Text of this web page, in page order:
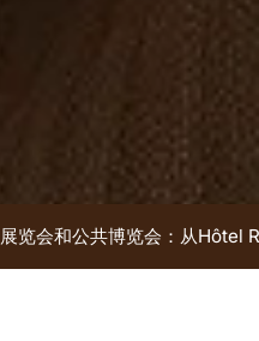
览会和公共博览会：从Hôtel